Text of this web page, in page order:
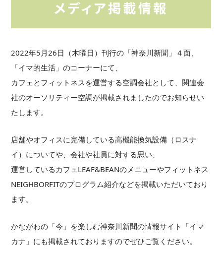
2022年5月26日（木曜日）刊行の「神奈川新聞」４面、
「イマ的生活」のコーナーにて、
カフェとフィットネスを運営する空調会社として、関連会
社のオーソリティー空調が掲載されましたのでお知らせい
たします。
店舗やオフィスに完備している高機能換気設備（ロスナ
イ）についてや、会社や社員に対する思い、
運営しているカフェLEAF&BEANのメニューやフィットネス
NEIGHBORFITのプログラム紹介などを掲載いただいており
ます。
かながわの「今」を楽しむ神奈川新聞の情報サイト「イマ
カナ」にも掲載されておりますのでぜひご覧ください。